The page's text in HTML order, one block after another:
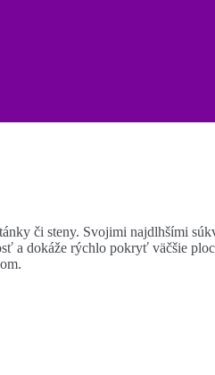
či steny. Svojimi najdlhšími
a dokáže rýchlo pokryť väčšie